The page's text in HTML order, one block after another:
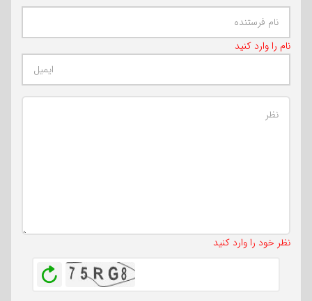
نام را وارد کنید
نظر خود را وارد کنید